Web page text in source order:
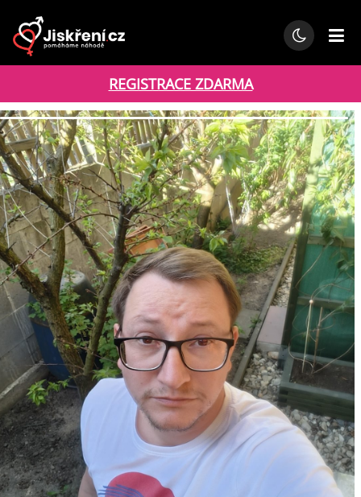
REGISTRACE ZDARMA